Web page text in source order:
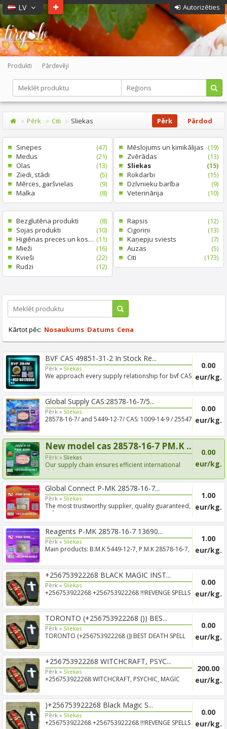
Autorizēties
LV
Produkti Pārdevēji
Pērk Citi Sliekas Pārdod
Pērk
Sinepes
(47)
Medus
(21)
Olas
(13)
Ziedi, stādi
(5)
Mērces, garšvielas
(9)
Malka
(8)
Mēslojums un ķimikālijas (19)
Zvērādas
(13)
Sliekas
(15)
Rokdarbi
(15)
Dzīvnieku barība
(9)
Veterinārija
(10)
Bezglutēna produkti
(8)
Sojas produkti
(10)
Higiēnas preces un kosmētika (11)
Mieži
(16)
Kvieši
(22)
Rudzi
(12)
Rapsis
(12)
Cigoriņi
(13)
Kaņepju sviests
(7)
Auzas
(5)
Citi
(173)
Kārtot pēc: Nosaukums Datums Cena
BVF CAS 49851-31-2 In Stock Re...
Pērk » Sliekas
We approach every supply relationship for bvf CAS
0.00
eur/kg.
Global Supply CAS:28578-16-7/5...
Pērk » Sliekas
28578-16-7/ and 5449-12-7/ CAS: 1009-14-9 / 25547-
51-7 Real-...
0.00
eur/kg.
New model cas 28578-16-7 PM.K ...
Pērk » Sliekas
Our supply chain ensures efficient international
delivery, s...
0.00
eur/kg.
Global Connect P-MK 28578-16-7...
Pērk » Sliekas
The most trustworthy supplier, quality guaranteed,
safe and ...
1.00
eur/kg.
Reagents P-MK 28578-16-7 13690...
Pērk » Sliekas
Main products: B.M.K 5449-12-7, P.M.K 28578-16-7,
1.00
eur/kg.
+256753922268 BLACK MAGIC INST...
Pērk »Sliekas
+256753922268 +256753922268 !!!REVENGE SPELLS
0.00
eur/kg.
TORONTO (+256753922268 ()) BES...
Pērk » Sliekas
TORONTO (+256753922268 ()) BEST DEATH SPELL
0.00
eur/kg.
+256753922268 WITCHCRAFT, PSYC...
Pērk » Sliekas
+256753922268 WITCHCRAFT, PSYCHIC, MAGIC
200.00
eur/kg.
)+256753922268 Black Magic S...
Pērk »Sliekas
+256753922268 +256753922268 !!!REVENGE SPELLS
0.00
eur/kg.